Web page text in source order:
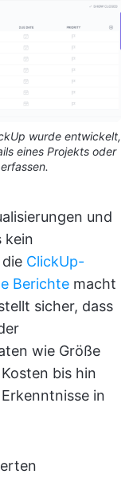
wurde entwickelt,
eines Projekts oder
und
kein
ClickUp-
Berichte macht
sicher, dass
wie Größe
bis hin
in